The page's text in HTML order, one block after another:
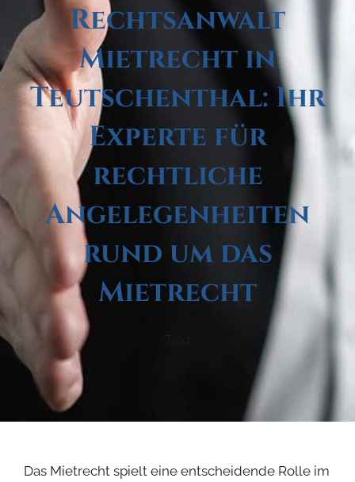
Rechtsanwalt
Mietrecht in
Teutschenthal: Ihr
Experte für
rechtliche
Angelegenheiten
rund um das
Mietrecht
Das Mietrecht spielt eine entscheidende Rolle im